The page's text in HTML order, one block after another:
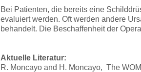
Bei Patienten, die bereits eine
evaluiert werden. Oft werden andere
behandelt. Die Beschaffenheit der
Aktuelle Literatur:
R. Moncayo and H. Moncayo, The